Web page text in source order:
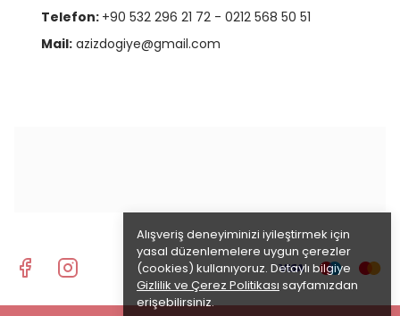
Alışveriş deneyiminizi iyileştirmek için
yasal düzenlemelere uygun çerezler
(cookies) kullanıyoruz. Detaylı bilgiye
Gizlilik ve Çerez Politikası sayfamızdan
erişebilirsiniz.
Telefon: +90 532 296 21 72 - 0212 568 50 51
Mail: azizdogiye@gmail.com